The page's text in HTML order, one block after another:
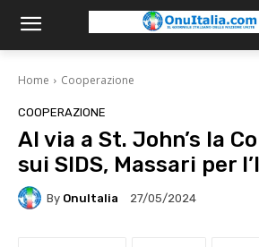
Home Cooperazione
COOPERAZIONE
Al via a St. John’s la
sui SIDS, Massari per
By OnuItalia 27/05/2024